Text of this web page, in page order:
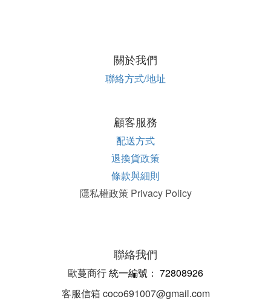
關於我們
聯絡方式/地址
顧客服務
配送方式
退換貨政策
條款與細則
隱私權政策 Privacy Policy
聯絡我們
歐蔓商行統一編號： 72808926
客服信箱 coco691007@gmail.com